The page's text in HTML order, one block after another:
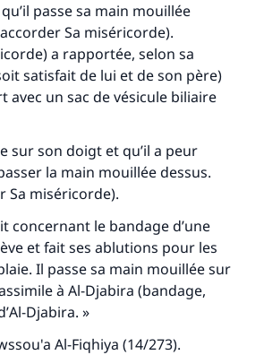
passe sa main mouillée
accorder Sa miséricorde).
a rapportée, selon sa
satisfait de lui et de son père)
avec un sac de vésicule biliaire
sur son doigt et qu’il a peur
la main mouillée dessus.
Sa miséricorde).
concernant le bandage d’une
et fait ses ablutions pour les
Il passe sa main mouillée sur
à Al-Djabira (bandage,
Al-Djabira. »
Al-Fiqhiya (14/273).